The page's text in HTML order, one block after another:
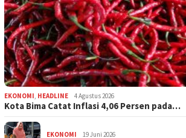
EKONOMI HEADLINE 4 Agustus 2026
Kota Bima Catat Inflasi 4,06 Persen pada…
EKONOMI 19 Juni 2026